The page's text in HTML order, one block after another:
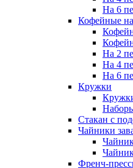
На 6
Кофейные
На 2
На 4
На 6
Кружки
Стакан с
Чайники
Френч-